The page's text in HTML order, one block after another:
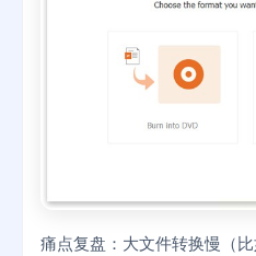
痛点复盘：大文件转换慢（